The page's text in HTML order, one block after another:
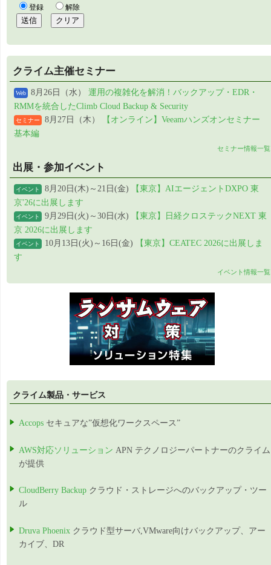
クライム主催セミナー
Web 8月26日（水） 運用の複雑化を解消！バックアップ・EDR・
RMMを統合したClimb Cloud Backup & Security
セミナー 8月27日（木）
【オンライン】Veeamハンズオンセミナー
基本編
セミナー情報一覧
出展・参加イベント
イベント 8月20日(木)～21日(金)
【東京】AIエージェントDXPO 東
京'26に出展します
イベント 9月29日(火)～30日(水)
【東京】日経クロステックNEXT 東
京 2026に出展します
イベント 10月13日(火)～16日(金)
【東京】CEATEC 2026に出展しま
す
イベント情報一覧
クライム製品・サービス
Accops セキュアな”仮想化ワークスペース”
AWS対応ソリューション APN テクノロジーパートナーのクライム
が提供
CloudBerry Backup クラウド・ストレージへのバックアップ・ツー
ル
Druva Phoenix クラウド型サーバ,VMware向けバックアップ、アー
カイブ、DR